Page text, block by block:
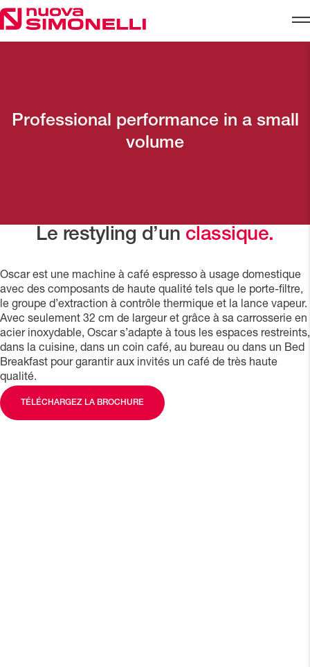
Skip to content
Professional performance in a small
volume
Le restyling d’un classique.
Oscar est une machine à café espresso à usage domestique
avec des composants de haute qualité tels que le porte-filtre,
le groupe d’extraction à contrôle thermique et la lance vapeur.
Avec seulement 32 cm de largeur et grâce à sa carrosserie en
acier inoxydable, Oscar s’adapte à tous les espaces restreints,
dans la cuisine, dans un coin café, au bureau ou dans un Bed
Breakfast pour garantir aux invités un café de très haute
qualité.
TÉLÉCHARGEZ LA BROCHURE